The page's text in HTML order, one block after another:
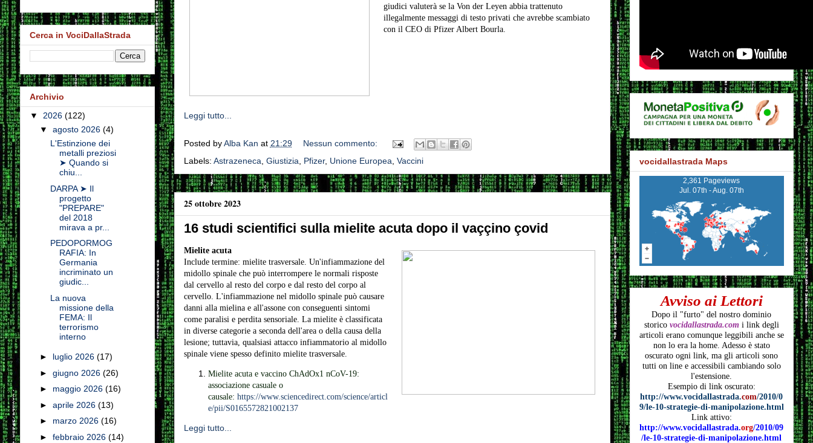
giudici valuterà se la Von der Leyen abbia trattenuto
illegalmente messaggi di testo privati ​​che avrebbe scambiato
con il CEO di Pfizer Albert Bourla.
Leggi tutto...
Posted byAlba Kan at 21:29
Nessun commento:
Labels: Astrazeneca Giustizia Pfizer, Unione Europea Vaccini
25 ottobre 2023
16 studi scientifici sulla mielite acuta dopo il vaççino çovid
Mielite acuta
Include termine: mielite trasversale. Un'infiammazione del
midollo spinale che può interrompere le normali risposte
dal cervello al resto del corpo e dal resto del corpo al
cervello. L'infiammazione nel midollo spinale può causare
danni alla mielina e all'assone con conseguenti sintomi
come paralisi e perdita sensoriale. La mielite è classificata
in diverse categorie a seconda dell'area o della causa della
lesione; tuttavia, qualsiasi attacco infiammatorio al midollo
spinale viene spesso definito mielite trasversale.
Mielite acuta e vaccino ChAdOx1 nCoV-19:
associazione casuale o
causale: https://www.sciencedirect.com/science/articl
e/pii/S0165572821002137
Leggi tutto...
Cerca in VociDallaStrada
Archivio
▼ 2026 (122)
▼agosto 2026(4)
L'Estinzione dei
metalli preziosi
➤ Quando si
chiu...
DARPA ➤ Il
progetto
"PREPARE"
del 2018
mirava a pr...
PEDOPORMOG
RAFIA: In
Germania
incriminato un
giudic...
La nuova
missione della
FEMA: Il
terrorismo
interno
► luglio 2026(17)
►giugno 2026(26)
► maggio 2026(16)
►aprile 2026(13)
► marzo 2026(16)
►febbraio 2026(14)
vocidallastrada Maps
2,361 Pageviews
Jul. 07th - Aug. 07th
Avviso ai Lettori
Dopo il "furto" del nostro dominio
storico vocidallastrada.comi link degli
articoli erano comunque leggibili anche se
non lo era la home. Adesso è stato
oscurato ogni link, ma gli articoli sono
tutti on line e accessibili cambiando solo
l'estensione.
Esempio di link oscurato:
http://www.vocidallastrada.com/2010/0
9/le-10-strategie-di-manipolazione.html
Link attivo:
http://www.vocidallastrada.org/2010/09
/le-10-strategie-di-manipolazione.html